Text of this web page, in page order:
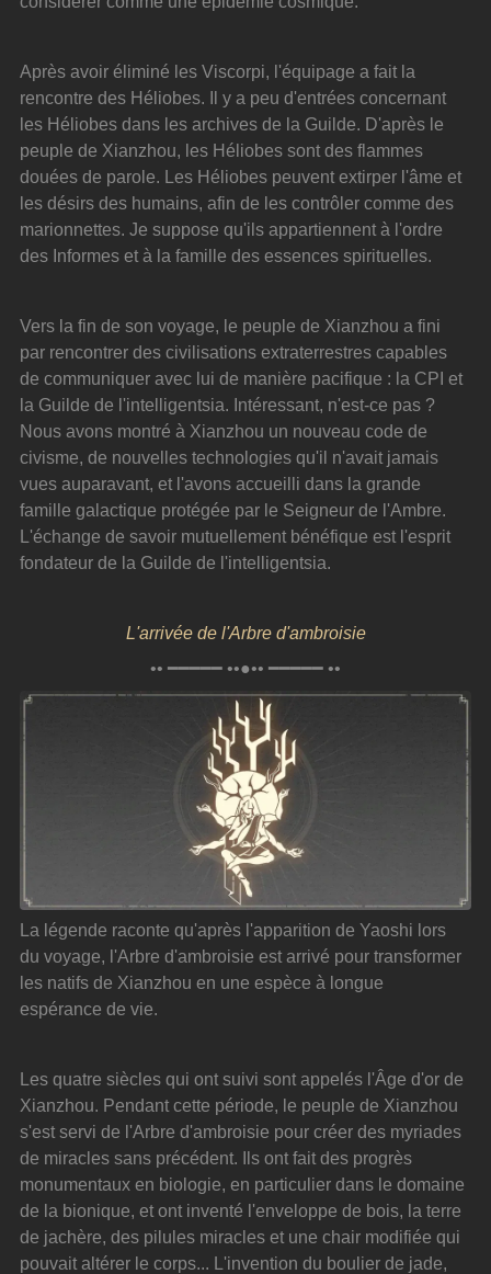
Après avoir éliminé les Viscorpi, l'équipage a fait la
rencontre des Héliobes. Il y a peu d'entrées concernant
les Héliobes dans les archives de la Guilde. D'après le
peuple de Xianzhou, les Héliobes sont des flammes
douées de parole. Les Héliobes peuvent extirper l'âme et
les désirs des humains, afin de les contrôler comme des
marionnettes. Je suppose qu'ils appartiennent à l'ordre
des Informes et à la famille des essences spirituelles.
Vers la fin de son voyage, le peuple de Xianzhou a fini
par rencontrer des civilisations extraterrestres capables
de communiquer avec lui de manière pacifique : la CPI et
la Guilde de l'intelligentsia. Intéressant, n'est-ce pas ?
Nous avons montré à Xianzhou un nouveau code de
civisme, de nouvelles technologies qu'il n'avait jamais
vues auparavant, et l'avons accueilli dans la grande
famille galactique protégée par le Seigneur de l'Ambre.
L'échange de savoir mutuellement bénéfique est l'esprit
fondateur de la Guilde de l'intelligentsia.
L'arrivée de l'Arbre d'ambroisie
•• ━━━━━ ••●•• ━━━━━ ••
La légende raconte qu'après l'apparition de Yaoshi lors
du voyage, l'Arbre d'ambroisie est arrivé pour transformer
les natifs de Xianzhou en une espèce à longue
espérance de vie.
Les quatre siècles qui ont suivi sont appelés l'Âge d'or de
Xianzhou. Pendant cette période, le peuple de Xianzhou
s'est servi de l'Arbre d'ambroisie pour créer des myriades
de miracles sans précédent. Ils ont fait des progrès
monumentaux en biologie, en particulier dans le domaine
de la bionique, et ont inventé l'enveloppe de bois, la terre
de jachère, des pilules miracles et une chair modifiée qui
pouvait altérer le corps... L'invention du boulier de jade,